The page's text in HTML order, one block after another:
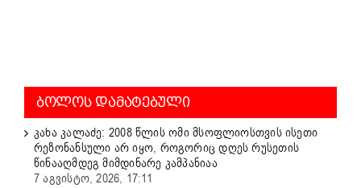
ᲑᲝᲚᲝᲡ ᲓᲐᲛᲐᲢᲔᲑᲣᲚᲘ
კახა კალაძე: 2008 წლის ომი მსოფლიოსთვის ისეთი
რეზონანსული არ იყო, როგორიც დღეს რუსეთის
წინააღმდეგ მიმდინარე კამპანიაა
7 აგვისტო, 2026, 17:11